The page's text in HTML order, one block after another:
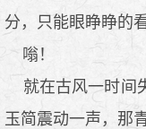
分，只能眼睁睁的
嗡！
就在古风一时间
玉简震动一声，那